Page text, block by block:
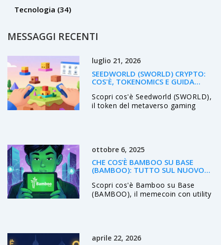
Tecnologia (34)
MESSAGGI RECENTI
luglio 21, 2026
SEEDWORLD (SWORLD) CRYPTO:
COS'È, TOKENOMICS E GUIDA
Scopri cos'è Seedworld (SWORLD),
il token del metaverso gaming
ottobre 6, 2025
CHE COS’È BAMBOO SU BASE
(BAMBOO): TUTTO SUL NUOVO
Scopri cos'è Bamboo su Base
(BAMBOO), il memecoin con utility
aprile 22, 2026